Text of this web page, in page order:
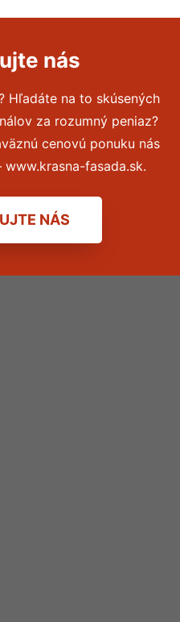
nás
Hľadáte na to skúsených
za rozumný peniaz?
cenovú ponuku nás
fasada.sk.
NÁS